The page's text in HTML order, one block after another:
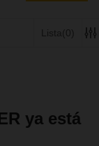
Lista (0)
ya está